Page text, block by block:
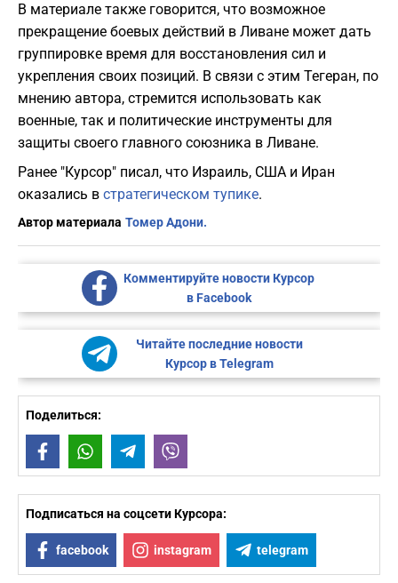
В материале также говорится, что возможное
прекращение боевых действий в Ливане может дать
группировке время для восстановления сил и
укрепления своих позиций. В связи с этим Тегеран, по
мнению автора, стремится использовать как
военные, так и политические инструменты для
защиты своего главного союзника в Ливане.
Ранее "Курсор" писал, что Израиль, США и Иран
оказались в стратегическом тупике.
Автор материала Томер Адони.
Комментируйте новости Курсор
в Facebook
Читайте последние новости
Курсор в Telegram
Поделиться:
FacebookWhatsAppTelegram
Подписаться на соцсети Курсора:
facebook instagram telegram